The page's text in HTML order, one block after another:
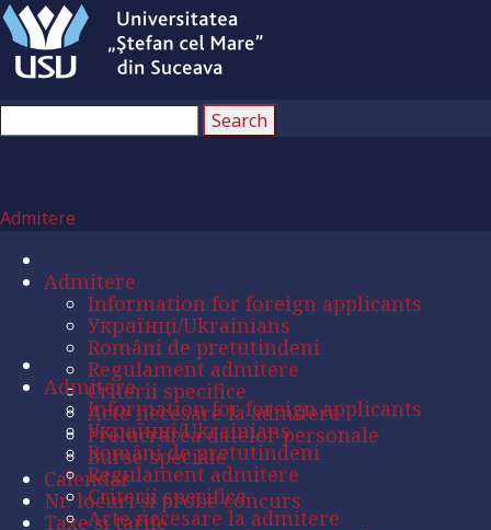
Admitere
Admitere
Information for foreign applicants
Українці/Ukrainians
Români de pretutindeni
Regulament admitere
Criterii specifice
Acte necesare la admitere
Prelucrarea datelor personale
Burse speciale
Calendar
Nr. locuri și probe concurs
Taxe și tarife
Admitere
Information for foreign applicants
Українці/Ukrainians
Români de pretutindeni
Regulament admitere
Criterii specifice
Acte necesare la admitere